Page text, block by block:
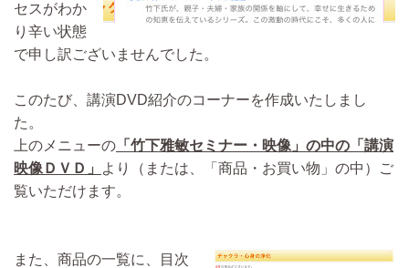
セスがわか
り辛い状態
で申し訳ございませんでした。
このたび、講演DVD紹介のコーナーを作成いたしまし
た。
上のメニューの 「竹下雅敏セミナー・映像」の中の「講演
映像ＤＶＤ」
より（または、「商品・お買い物」の中）ご
覧いただけます。
また、商品の一覧に、目次